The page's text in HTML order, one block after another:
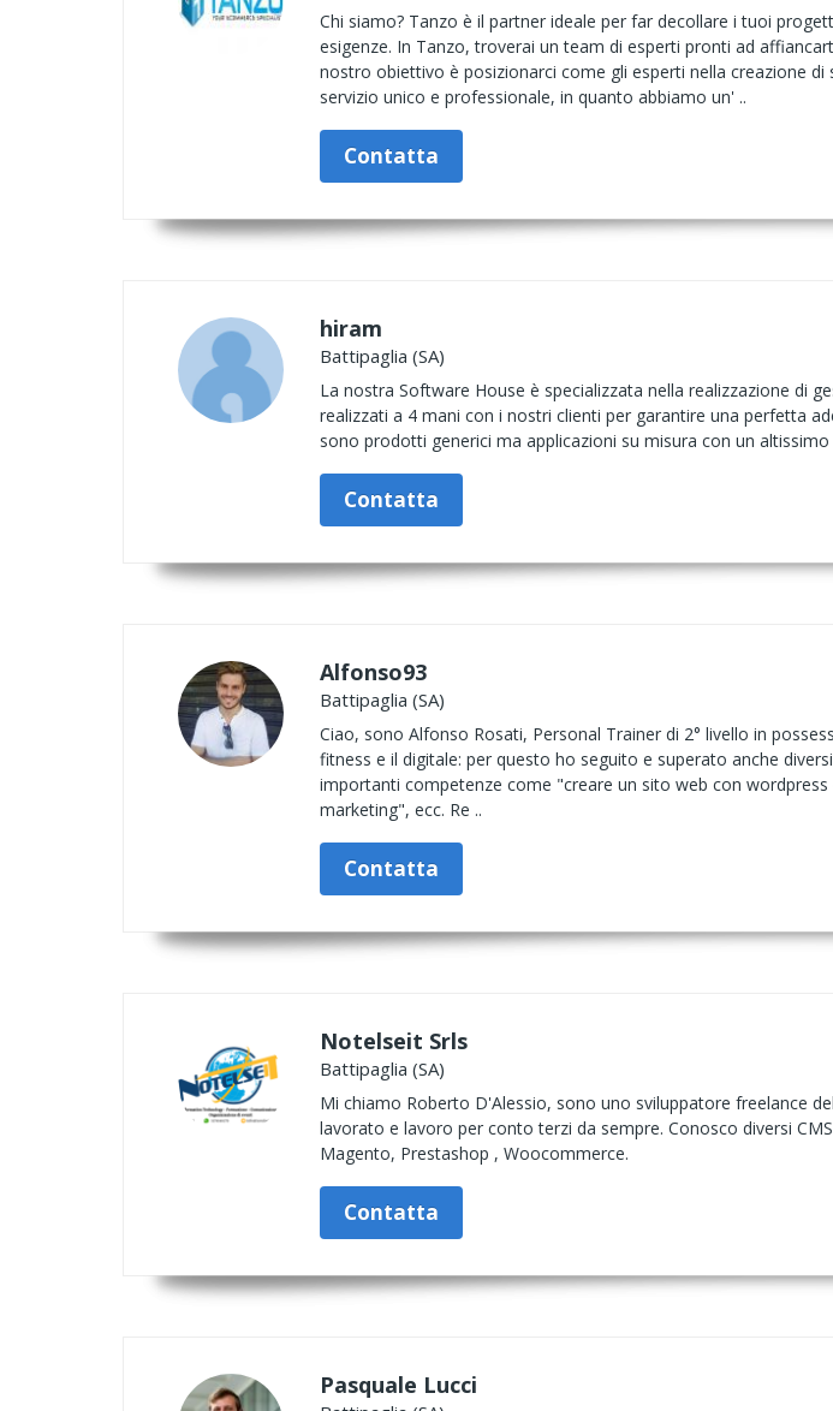
Chi siamo? Tanzo è il partner ideale per far decollare i tuoi
esigenze. In Tanzo, troverai un team di esperti pronti ad
nostro obiettivo è posizionarci come gli esperti nella creazione
servizio unico e professionale, in quanto abbiamo un' ..
Contatta
hiram
Battipaglia (SA)
La nostra Software House è specializzata nella realizzazione di
realizzati a 4 mani con i nostri clienti per garantire una perfetta
sono prodotti generici ma applicazioni su misura con un
Contatta
Alfonso93
Battipaglia (SA)
Ciao, sono Alfonso Rosati, Personal Trainer di 2° livello in
fitness e il digitale: per questo ho seguito e superato anche
importanti competenze come "creare un sito web con
marketing", ecc. Re ..
Contatta
Notelseit Srls
Battipaglia (SA)
Mi chiamo Roberto D'Alessio, sono uno sviluppatore freelance
lavorato e lavoro per conto terzi da sempre. Conosco diversi
Magento, Prestashop , Woocommerce.
Contatta
Pasquale Lucci